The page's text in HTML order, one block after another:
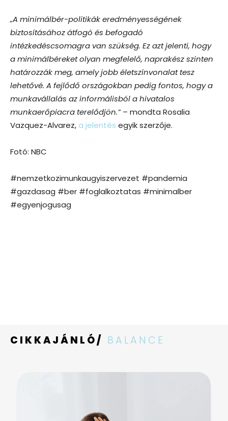
„A minimálbér-politikák eredményességének
biztosításához átfogó és befogadó
intézkedéscsomagra van szükség. Ez azt jelenti, hogy
a minimálbéreket olyan megfelelő, naprakész szinten
határozzák meg, amely jobb életszínvonalat tesz
lehetővé. A fejlődő országokban pedig fontos, hogy a
munkavállalás az informálisból a hivatalos
munkaerőpiacra terelődjön.”– mondta Rosalia
Vazquez-Alvarez, a jelentés egyik szerzője.
Fotó: NBC
#nemzetkozimunkaugyiszervezet #pandemia
#gazdasag #ber #foglalkoztatas #minimalber
#egyenjogusag
CIKKAJÁNLÓ/ BALANCE